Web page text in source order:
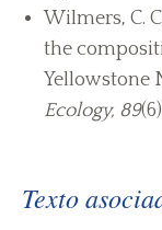
Wilmers, C.
the
Yellowstone
Ecology, 89
Texto